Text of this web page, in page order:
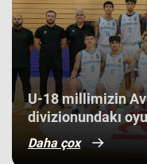
U-18 millimizin
divizionundakı
Daha çox